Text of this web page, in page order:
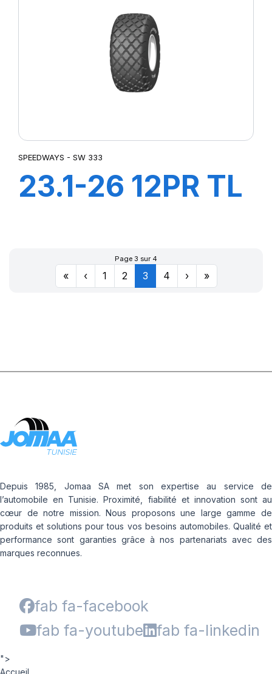
SPEEDWAYS - SW 333
23.1-26 12PR TL
Page 3 sur 4
« ‹ 1 2 3 4 › »
Depuis 1985, Jomaa SA met son expertise au service de
l’automobile en Tunisie. Proximité, fiabilité et innovation sont au
cœur de notre mission. Nous proposons une large gamme de
produits et solutions pour tous vos besoins automobiles. Qualité et
performance sont garanties grâce à nos partenariats avec des
marques reconnues.
fab fa-facebook
fab fa-youtube
fab fa-linkedin
">
Accueil